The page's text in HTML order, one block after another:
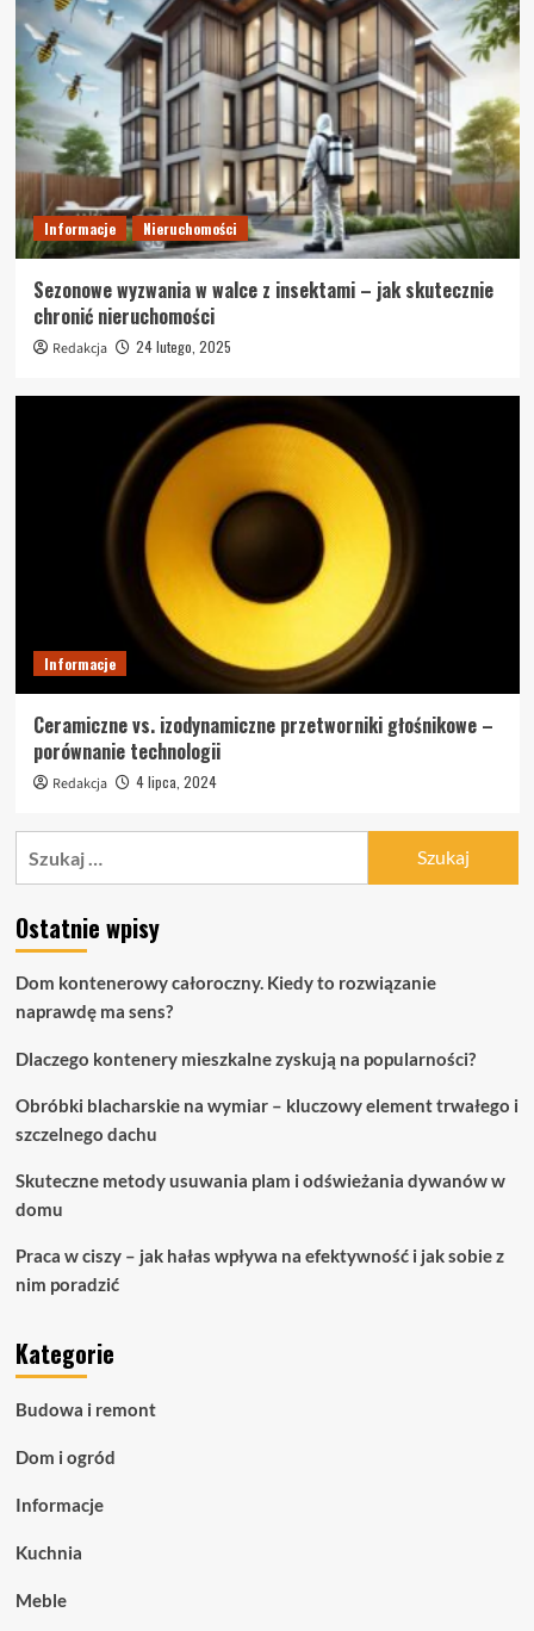
Informacje Nieruchomości
Sezonowe wyzwania w walce z insektami – jak skutecznie
chronić nieruchomości
Redakcja 24 lutego, 2025
Informacje
Ceramiczne vs. izodynamiczne przetworniki głośnikowe –
porównanie technologii
Redakcja 4 lipca, 2024
Ostatnie wpisy
Dom kontenerowy całoroczny. Kiedy to rozwiązanie
naprawdę ma sens?
Dlaczego kontenery mieszkalne zyskują na popularności?
Obróbki blacharskie na wymiar – kluczowy element trwałego i
szczelnego dachu
Skuteczne metody usuwania plam i odświeżania dywanów w
domu
Praca w ciszy – jak hałas wpływa na efektywność i jak sobie z
nim poradzić
Kategorie
Budowa i remont
Dom i ogród
Informacje
Kuchnia
Meble